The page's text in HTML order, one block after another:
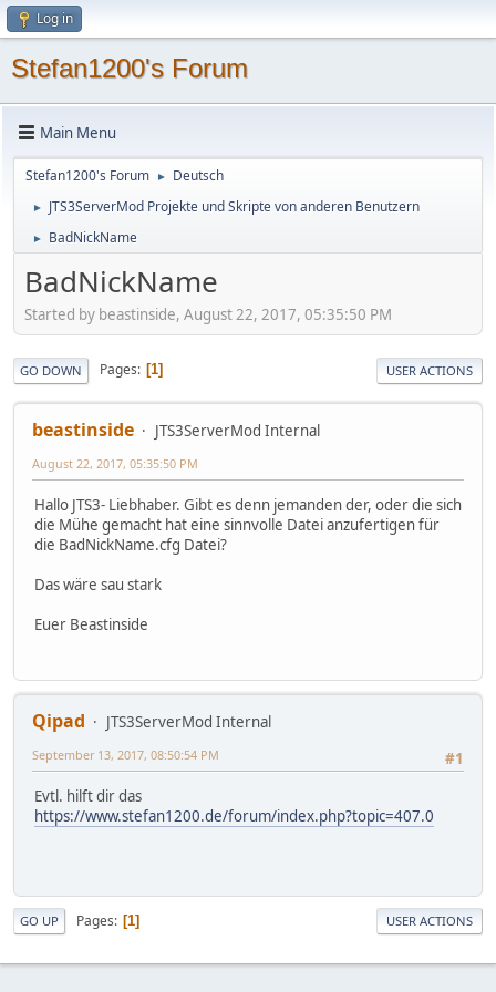
Log in
Stefan1200's Forum
Main Menu
Stefan1200's Forum ► Deutsch
► JTS3ServerMod Projekte und Skripte von anderen Benutzern
► BadNickName
BadNickName
Started by beastinside, August 22, 2017, 05:35:50 PM
GO DOWN Pages 1 USER ACTIONS
beastinside JTS3ServerMod Internal
August 22, 2017, 05:35:50 PM
Hallo JTS3- Liebhaber. Gibt es denn jemanden der, oder die sich
die Mühe gemacht hat eine sinnvolle Datei anzufertigen für
die BadNickName.cfg Datei?
Das wäre sau stark
Euer Beastinside
Qipad
JTS3ServerMod Internal
#1
September 13, 2017, 08:50:54 PM
Evtl. hilft dir das
https://www.stefan1200.de/forum/index.php?topic=407.0
GO UP Pages 1 USER ACTIONS